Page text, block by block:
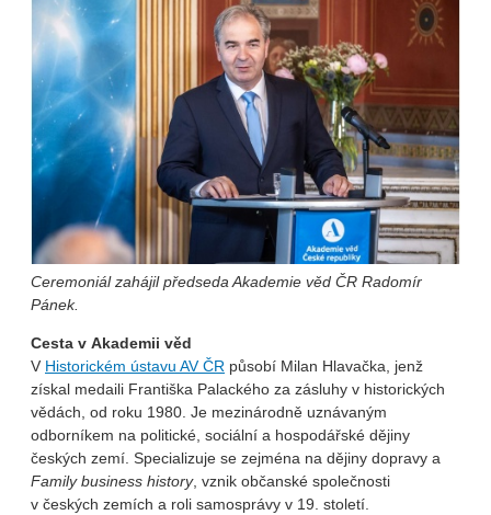
Ceremoniál zahájil předseda Akademie věd ČR Radomír
Pánek.
Cesta v Akademii věd
V Historickém ústavu AV ČR působí Milan Hlavačka, jenž
získal medaili Františka Palackého za zásluhy v historických
vědách, od roku 1980. Je mezinárodně uznávaným
odborníkem na politické, sociální a hospodářské dějiny
českých zemí. Specializuje se zejména na dějiny dopravy a
Family business history, vznik občanské společnosti
v českých zemích a roli samosprávy v 19. století.